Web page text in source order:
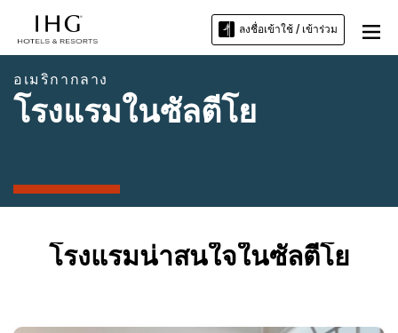
ลงชื่อเข้าใช้ / เข้าร่วม
อเมริกากลาง
โรงแรมในซัลตีโย
โรงแรมน่าสนใจในซัลตีโย